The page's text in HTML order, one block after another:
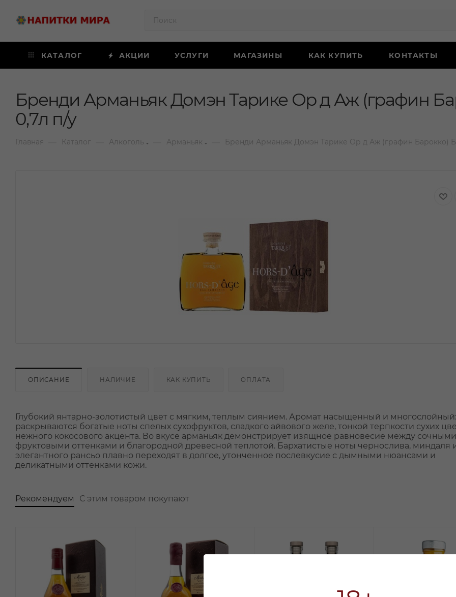
КАТАЛОГ АКЦИИ УСЛУГИ МАГАЗИНЫ КАК КУПИТЬ КОНТАКТЫ
Бренди Арманьяк Домэн Тарике Ор д Аж (графин
0,7л п/у
Главная Каталог Алкоголь Арманьяк Бренди Арманьяк Домэн Тарике Ор д Аж (графин Барокко)
ОПИСАНИЕ НАЛИЧИЕ КАК КУПИТЬ ОПЛАТА
Глубокий янтарно-золотистый цвет с мягким, теплым сиянием. Аромат насыщенный и многослойный:
раскрываются богатые ноты спелых сухофруктов, сладкого айвового желе, тонкой терпкости сухих
нежного кокосового акцента. Во вкусе арманьяк демонстрирует изящное равновесие между сочными
фруктовыми оттенками и благородной древесной теплотой. Бархатистые ноты чернослива, миндаля
элегантного рансьо плавно переходят в долгое, утонченное послевкусие с дымными нюансами и
деликатными оттенками кожи.
Рекомендуем С этим товаром покупают